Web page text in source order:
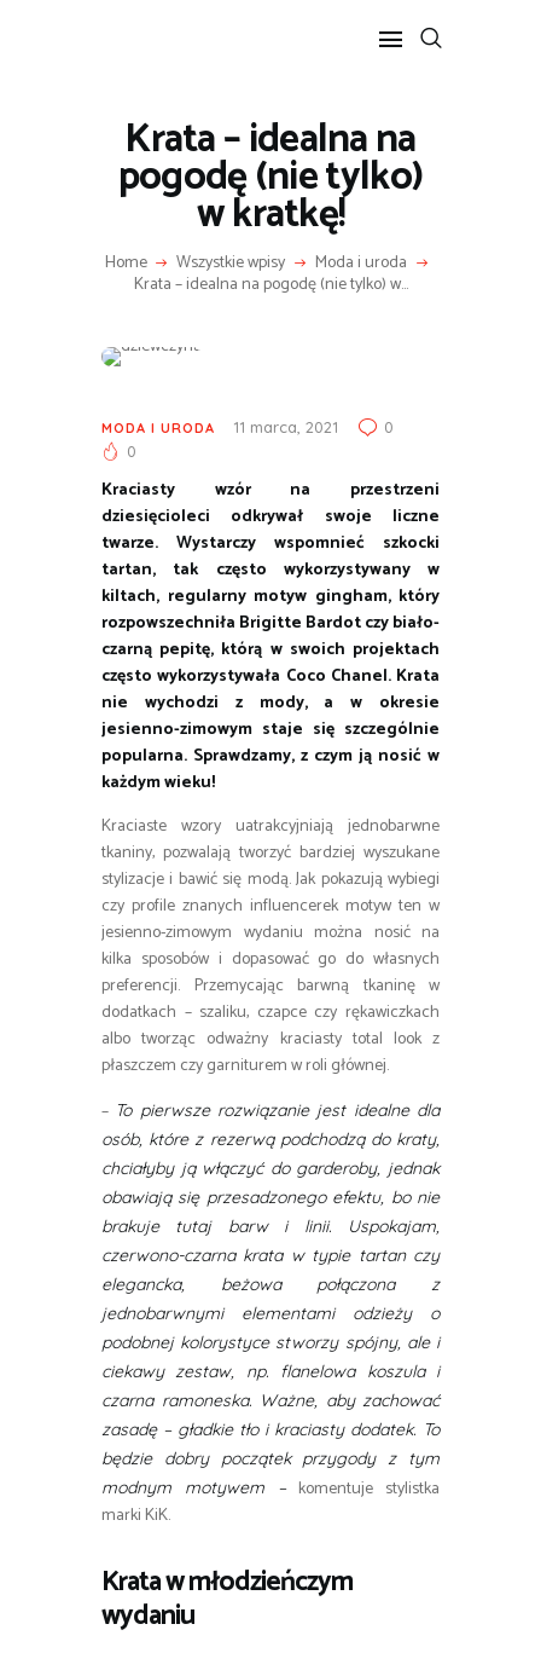
Krata – idealna na
pogodę (nie tylko)
w kratkę!
Home Wszystkie wpisy Moda i uroda
Krata – idealna na pogodę (nie tylko) w...
POPULARNE
BIZNES I FINANSE
IT I TECHNOLOGIE
LIFESTYLE
MOTORYZACJA
MODA I URODA 11 marca, 2021
0
0
Kraciasty wzór na przestrzeni
dziesięcioleci odkrywał swoje liczne
twarze. Wystarczy wspomnieć szkocki
tartan, tak często wykorzystywany w
kiltach, regularny motyw gingham, który
rozpowszechniła Brigitte Bardot czy biało-
czarną pepitę, którą w swoich projektach
często wykorzystywała Coco Chanel. Krata
nie wychodzi z mody, a w okresie
jesienno-zimowym staje się szczególnie
popularna. Sprawdzamy, z czym ją nosić w
każdym wieku!
Kraciaste wzory uatrakcyjniają jednobarwne
tkaniny, pozwalają tworzyć bardziej wyszukane
stylizacje i bawić się modą. Jak pokazują wybiegi
czy profile znanych influencerek motyw ten w
jesienno-zimowym wydaniu można nosić na
kilka sposobów i dopasować go do własnych
preferencji. Przemycając barwną tkaninę w
dodatkach – szaliku, czapce czy rękawiczkach
albo tworząc odważny kraciasty total look z
płaszczem czy garniturem w roli głównej.
– To pierwsze rozwiązanie jest idealne dla
osób, które z rezerwą podchodzą do kraty,
chciałyby ją włączyć do garderoby, jednak
obawiają się przesadzonego efektu, bo nie
brakuje tutaj barw i linii. Uspokajam,
czerwono-czarna krata w typie tartan czy
elegancka, beżowa połączona z
jednobarwnymi elementami odzieży o
podobnej kolorystyce stworzy spójny, ale i
ciekawy zestaw, np. flanelowa koszula i
czarna ramoneska. Ważne, aby zachować
zasadę – gładkie tło i kraciasty dodatek. To
będzie dobry początek przygody z tym
modnym motywem – komentuje stylistka
marki KiK.
Krata w młodzieńczym
wydaniu